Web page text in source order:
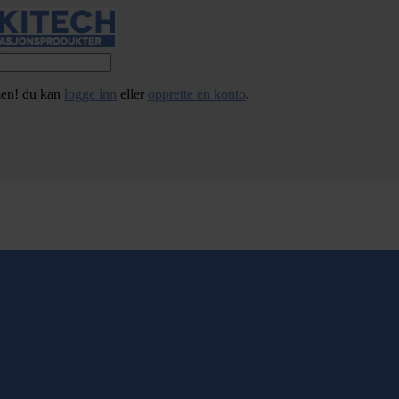
du kan logge inn eller opprette en konto.